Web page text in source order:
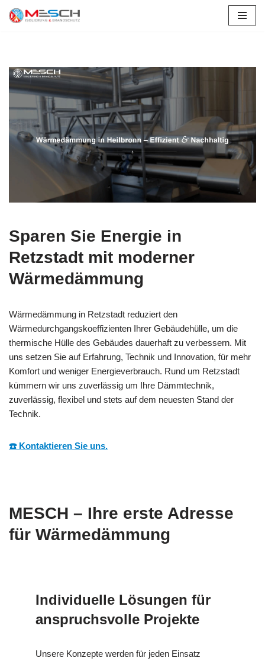
Sparen Sie Energie in
Retzstadt mit moderner
Wärmedämmung
Wärmedämmung in Retzstadt reduziert den
Wärmedurchgangskoeffizienten Ihrer Gebäudehülle, um die
thermische Hülle des Gebäudes dauerhaft zu verbessern. Mit
uns setzen Sie auf Erfahrung, Technik und Innovation, für mehr
Komfort und weniger Energieverbrauch. Rund um Retzstadt
kümmern wir uns zuverlässig um Ihre Dämmtechnik,
zuverlässig, flexibel und stets auf dem neuesten Stand der
Technik.
☎️ Kontaktieren Sie uns.
MESCH – Ihre erste Adresse
für Wärmedämmung
Individuelle Lösungen für
anspruchsvolle Projekte
Unsere Konzepte werden für jeden Einsatz